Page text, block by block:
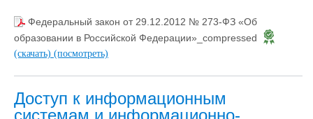
Федеральный закон от 29.12.2012 № 273-ФЗ «Об
образовании в Российской Федерации»_compressed
(скачать) (посмотреть)
Доступ к информационным
системам и информационно-